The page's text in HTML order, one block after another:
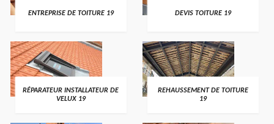
ENTREPRISE DE TOITURE 19 DEVIS TOITURE 19
RÉPARATEUR INSTALLATEUR DE
VELUX 19
REHAUSSEMENT DE TOITURE
19